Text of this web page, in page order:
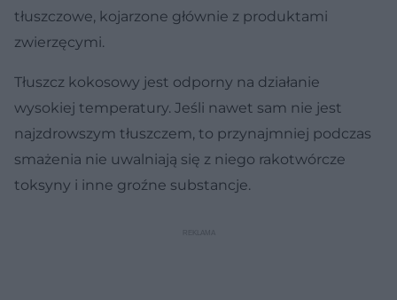
tłuszczowe, kojarzone głównie z produktami
zwierzęcymi.
Tłuszcz kokosowy jest odporny na działanie
wysokiej temperatury. Jeśli nawet sam nie jest
najzdrowszym tłuszczem, to przynajmniej podczas
smażenia nie uwalniają się z niego rakotwórcze
toksyny i inne groźne substancje.